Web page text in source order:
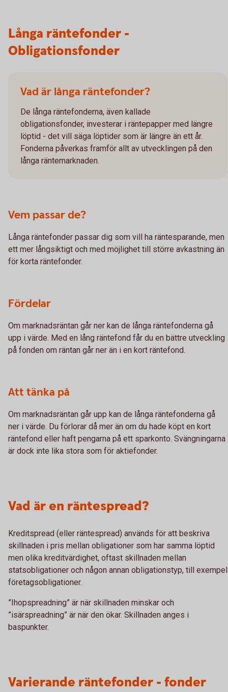
Långa räntefonder -
Obligationsfonder
Vad är långa räntefonder?
De långa räntefonderna, även kallade
obligationsfonder, investerar i räntepapper med längre
löptid - det vill säga löptider som är längre än ett år.
Fonderna påverkas framför allt av utvecklingen på den
långa räntemarknaden.
Vem passar de?
Långa räntefonder passar dig som vill ha räntesparande, men
ett mer långsiktigt och med möjlighet till större avkastning än
för korta räntefonder.
Fördelar
Om marknadsräntan går ner kan de långa räntefonderna gå
upp i värde. Med en lång räntefond får du en bättre utveckling
på fonden om räntan går ner än i en kort räntefond.
Att tänka på
Om marknadsräntan går upp kan de långa räntefonderna gå
ner i värde. Du förlorar då mer än om du hade köpt en kort
räntefond eller haft pengarna på ett sparkonto. Svängningarna
är dock inte lika stora som för aktiefonder.
Vad är en räntespread?
Kreditspread (eller räntespread) används för att beskriva
skillnaden i pris mellan obligationer som har samma löptid
men olika kreditvärdighet, oftast skillnaden mellan
statsobligationer och någon annan obligationstyp, till exempel
företagsobligationer.
”Ihopspreadning” är när skillnaden minskar och
”isärspreadning” är när den ökar. Skillnaden anges i
baspunkter.
Varierande räntefonder - fonder